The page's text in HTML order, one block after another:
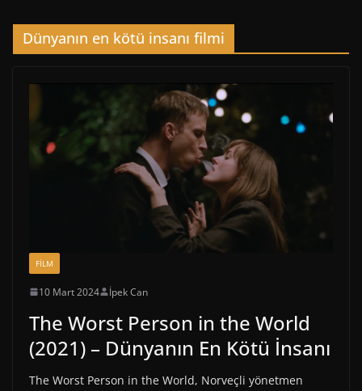
Dünyanın en kötü insanı filmi
FİLM
10 Mart 2024 İpek Can
The Worst Person in the World
(2021) – Dünyanın En Kötü İnsanı
The Worst Person in the World, Norveçli yönetmen